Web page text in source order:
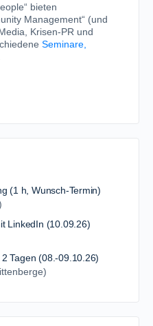
bieten
Management“ (und
Krisen-PR und
Seminare,
(1 h, Wunsch-Termin)
LinkedIn (10.09.26)
Tagen (08.-09.10.26)